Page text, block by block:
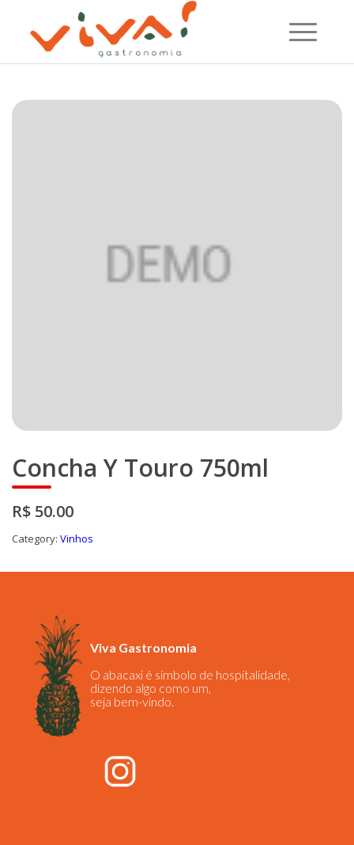
Concha Y Touro 750ml
R$ 50.00
Category: Vinhos
Viva Gastronomia
O abacaxi é símbolo de hospitalidade,
dizendo algo como um,
seja bem-vindo.